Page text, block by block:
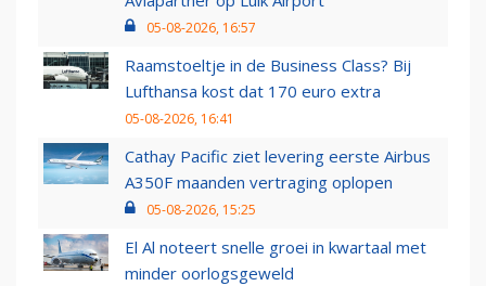
05-08-2026, 16:57
Raamstoeltje in de Business Class? Bij
Lufthansa kost dat 170 euro extra
05-08-2026, 16:41
Cathay Pacific ziet levering eerste Airbus
A350F maanden vertraging oplopen
05-08-2026, 15:25
El Al noteert snelle groei in kwartaal met
minder oorlogsgeweld